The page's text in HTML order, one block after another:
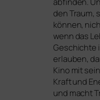
den Traum,
kön­nen,
wenn das
Geschichte
erlau­ben,
Kino mit
Kraft und
und macht